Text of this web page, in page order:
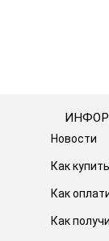
Новости
Как купить
Как
Как